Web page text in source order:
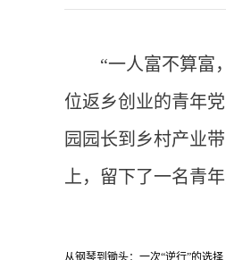
“一人富不算富
位返乡创业的青年
园园长到乡村产业
上，留下了一名青
从钢琴到锄头：一次“逆行”的选择